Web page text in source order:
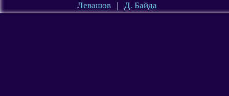
Левашов
| Д. Байда